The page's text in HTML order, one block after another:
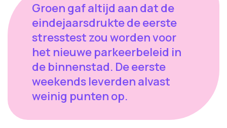
Groen gaf altijd aan dat de
eindejaarsdrukte de eerste
stresstest zou worden voor
het nieuwe parkeerbeleid in
de binnenstad. De eerste
weekends leverden alvast
weinig punten op.